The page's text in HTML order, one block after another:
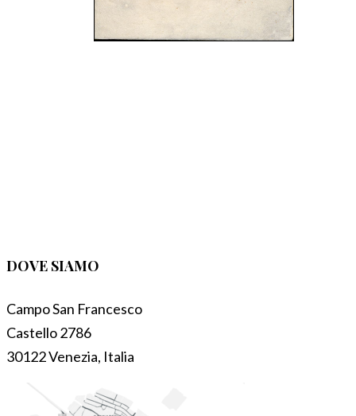
DOVE SIAMO
Campo San Francesco
Castello 2786
30122 Venezia, Italia